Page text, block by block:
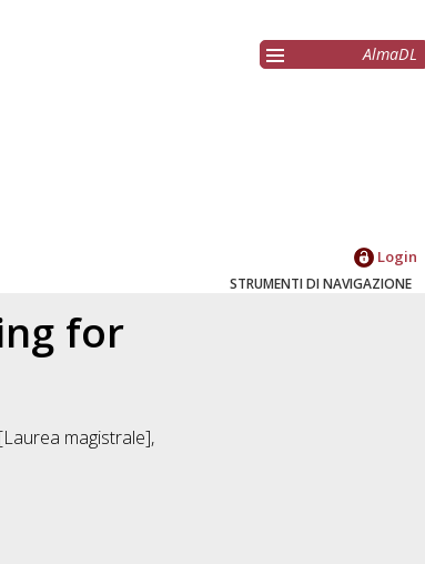
AlmaDL
Login
STRUMENTI DI NAVIGAZIONE
for
[Laurea magistrale],